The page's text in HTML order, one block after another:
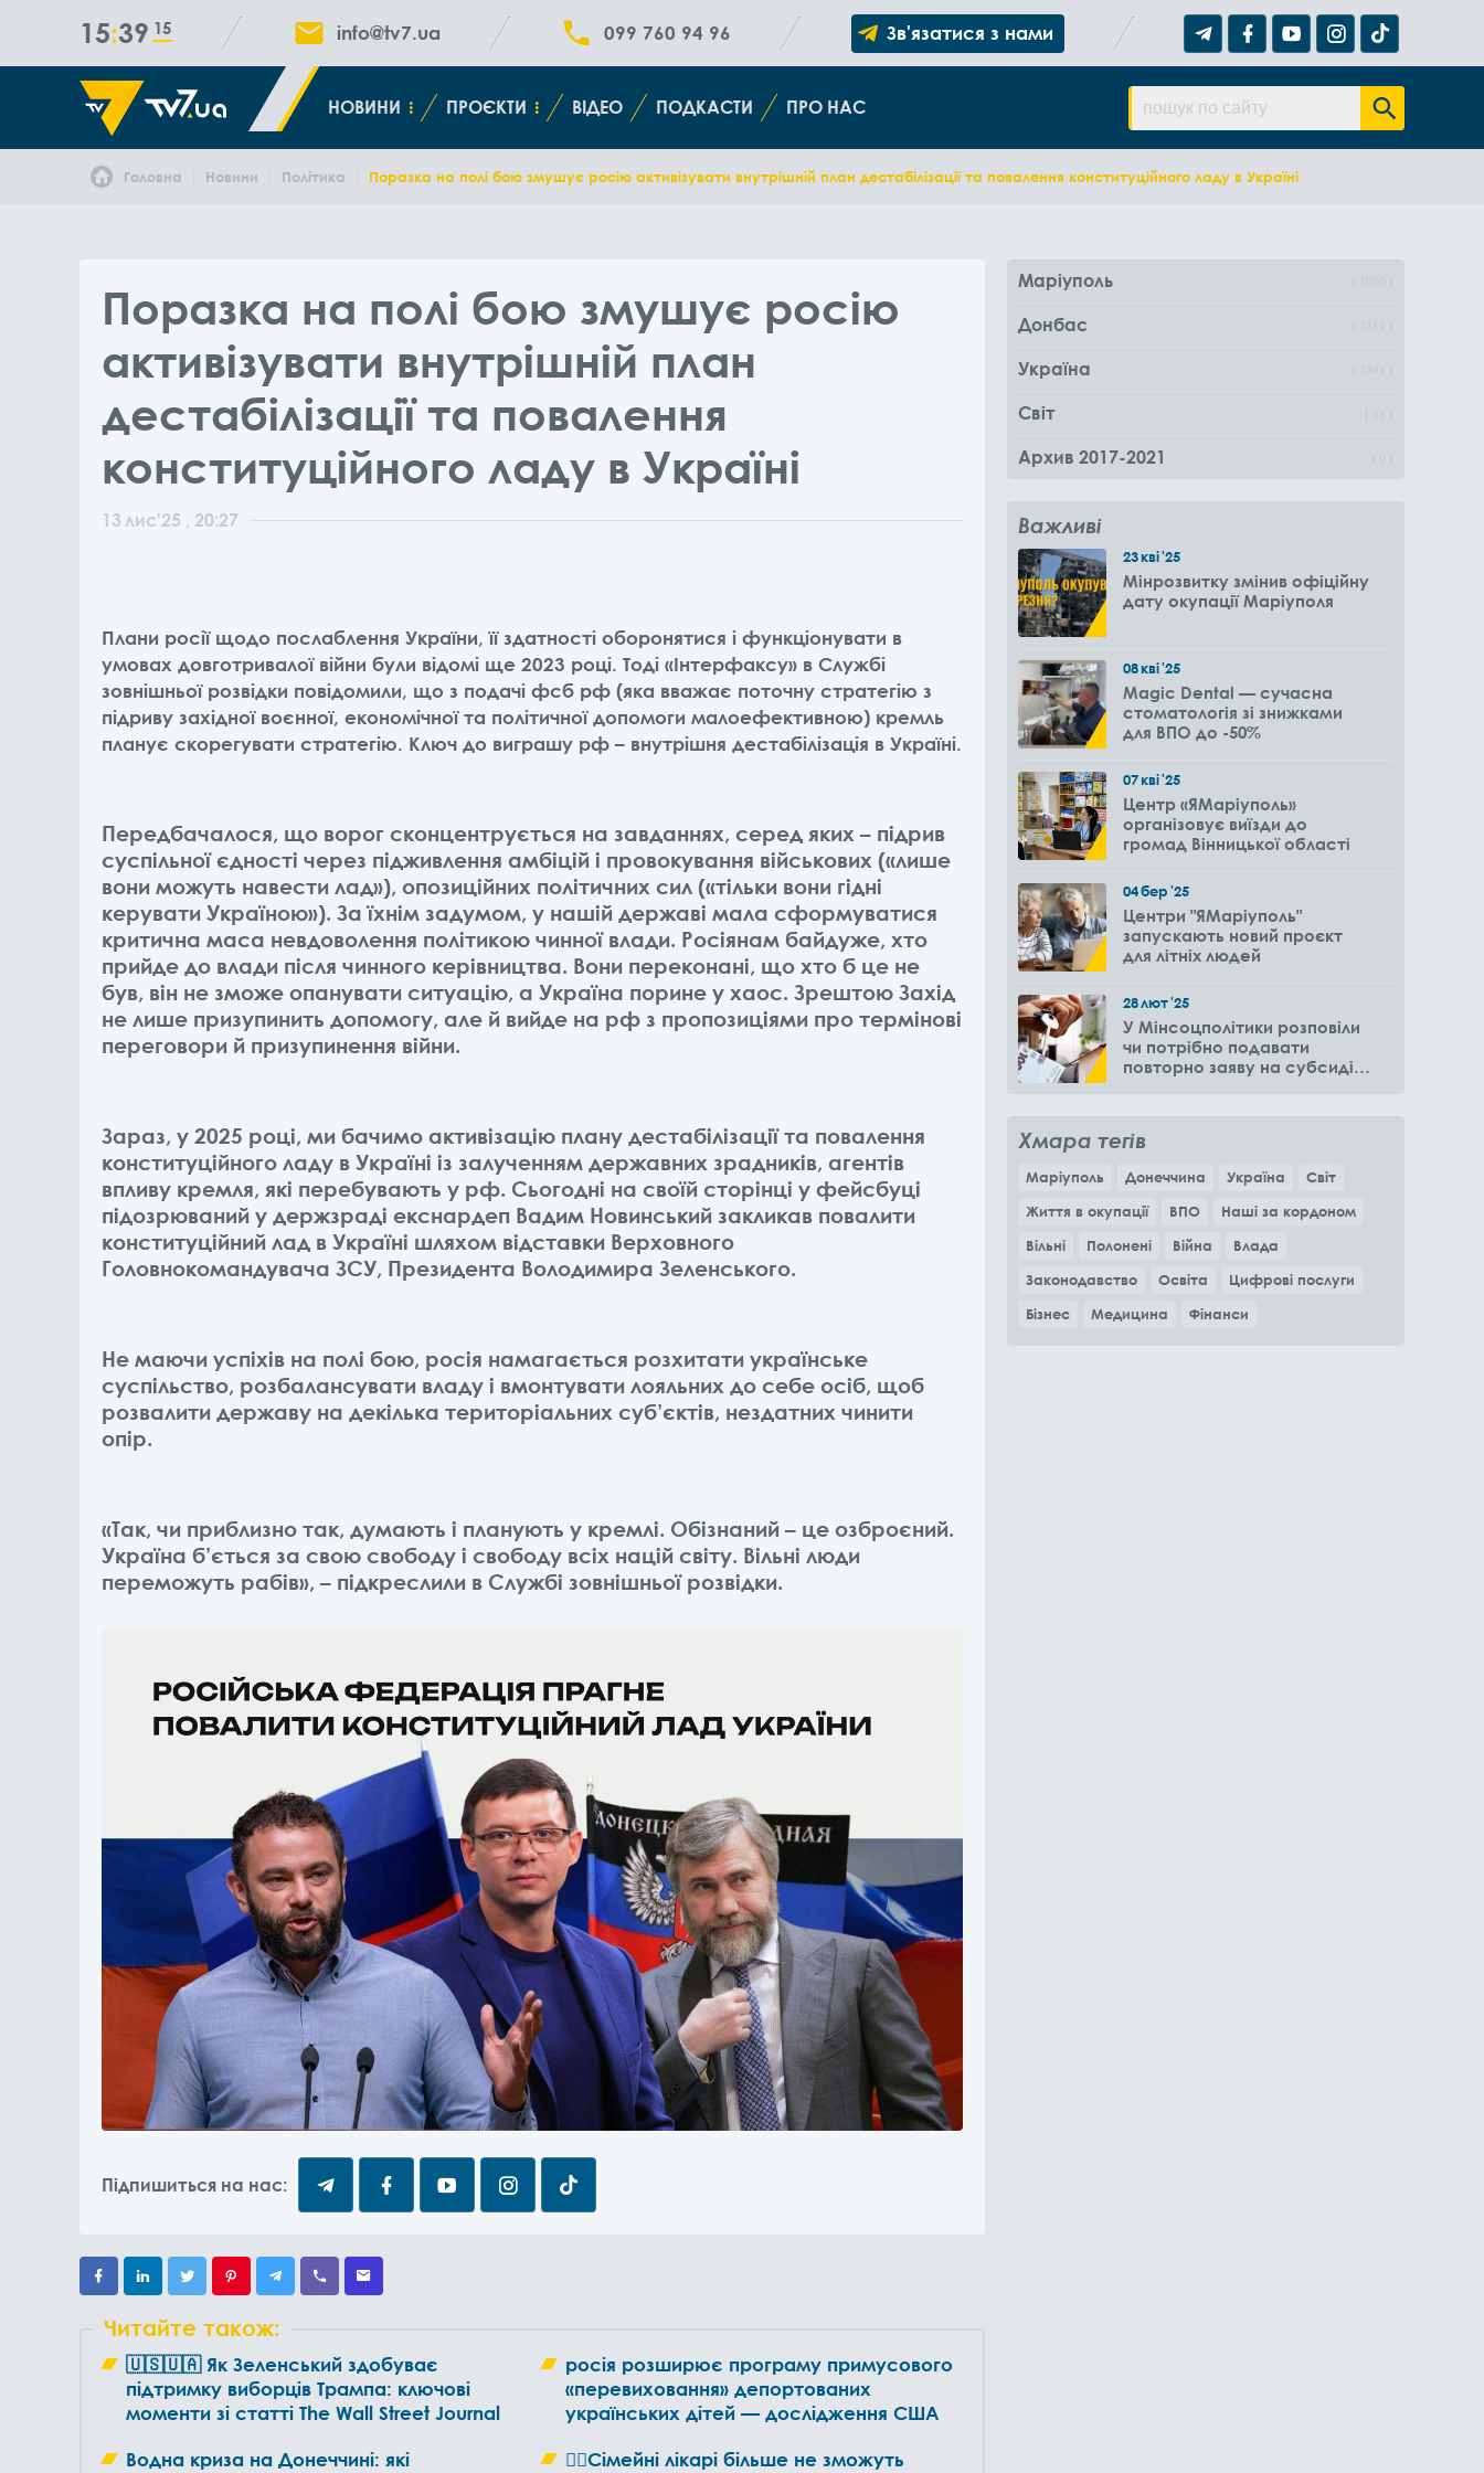
15 39 15 info@tv7.ua 099 760 94 96 Зв'язатися з нами
НОВИНИ ПРОЄКТИ ВІДЕО ПОДКАСТИ ПРО НАС
Головна Новини Політика Поразка на полі бою змушує росію активізувати внутрішній план дестабілізації та повалення конституційного ладу в Україні
Поразка на полі бою змушує росію
активізувати внутрішній план
дестабілізації та повалення
конституційного ладу в Україні
13 лис'25 , 20:27
Плани росії щодо послаблення України, її здатності оборонятися і функціонувати в
умовах довготривалої війни були відомі ще 2023 році. Тоді «Інтерфаксу» в Службі
зовнішньої розвідки повідомили, що з подачі фсб рф (яка вважає поточну стратегію з
підриву західної воєнної, економічної та політичної допомоги малоефективною) кремль
планує скорегувати стратегію. Ключ до виграшу рф – внутрішня дестабілізація в Україні.
Передбачалося, що ворог сконцентрується на завданнях, серед яких – підрив
суспільної єдності через підживлення амбіцій і провокування військових («лише
вони можуть навести лад»), опозиційних політичних сил («тільки вони гідні
керувати Україною»). За їхнім задумом, у нашій державі мала сформуватися
критична маса невдоволення політикою чинної влади. Росіянам байдуже, хто
прийде до влади після чинного керівництва. Вони переконані, що хто б це не
був, він не зможе опанувати ситуацію, а Україна порине у хаос. Зрештою Захід
не лише призупинить допомогу, але й вийде на рф з пропозиціями про термінові
переговори й призупинення війни.
Зараз, у 2025 році, ми бачимо активізацію плану дестабілізації та повалення
конституційного ладу в Україні із залученням державних зрадників, агентів
впливу кремля, які перебувають у рф. Сьогодні на своїй сторінці у фейсбуці
підозрюваний у держзраді екснардеп Вадим Новинський закликав повалити
конституційний лад в Україні шляхом відставки Верховного
Головнокомандувача ЗСУ, Президента Володимира Зеленського.
Не маючи успіхів на полі бою, росія намагається розхитати українське
суспільство, розбалансувати владу і вмонтувати лояльних до себе осіб, щоб
розвалити державу на декілька територіальних суб’єктів, нездатних чинити
опір.
«Так, чи приблизно так, думають і планують у кремлі. Обізнаний – це озброєний.
Україна б’ється за свою свободу і свободу всіх націй світу. Вільні люди
переможуть рабів», – підкреслили в Службі зовнішньої розвідки.
Підпишиться на нас:
Читайте також:
🇺🇸🇺🇦 Як Зеленський здобуває
підтримку виборців Трампа: ключові
моменти зі статті The Wall Street Journal
росія розширює програму примусового
«перевиховання» депортованих
українських дітей — дослідження США
Водна криза на Донеччині: які
👩‍⚕️Сімейні лікарі більше не зможуть
Маріуполь
Донбас
Україна
Світ
Архив 2017-2021
Важливі
23кві'25
Мінрозвитку змінив офіційну
дату окупації Маріуполя
08кві'25
Magic Dental — сучасна
стоматологія зі знижками
для ВПО до -50%
07кві'25
Центр «ЯМаріуполь»
організовує виїзди до
громад Вінницької області
04бер'25
Центри "ЯМаріуполь"
запускають новий проєкт
для літніх людей
28лют'25
У Мінсоцполітики розповіли
чи потрібно подавати
повторно заяву на субсидію
Хмара тегів
Маріуполь Донеччина Україна
Світ
Життя в окупації
ВПО
Наші за кордоном
Вільні
Полонені Війна
Влада
Законодавство
Освіта
Цифрові послуги
Бізнес
Медицина Фінанси